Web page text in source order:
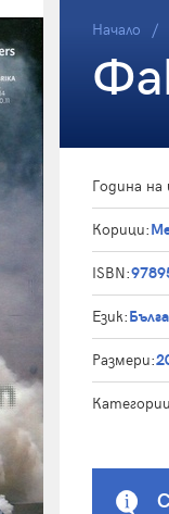
Начало
Година на
Корици:
ISBN:
Език:
Размери: